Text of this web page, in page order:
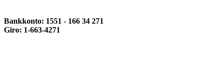
Bankkonto: 1551 - 166 34 271
Giro: 1-663-4271